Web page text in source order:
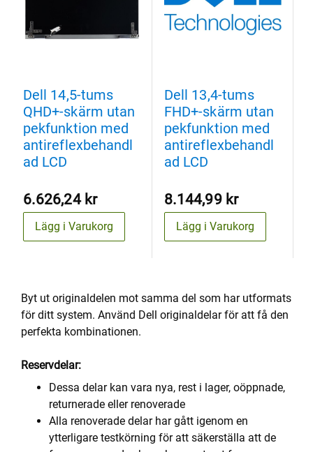
Dell 14,5-tums
QHD+-skärm utan
pekfunktion med
antireflexbehandl
ad LCD
6.626,24 kr
Lägg i Varukorg
Dell 13,4-tums
FHD+-skärm utan
pekfunktion med
antireflexbehandl
ad LCD
8.144,99 kr
Lägg i Varukorg
Byt ut originaldelen mot samma del som har utformats
för ditt system. Använd Dell originaldelar för att få den
perfekta kombinationen.
Reservdelar:
Dessa delar kan vara nya, rest i lager, oöppnade,
returnerade eller renoverade
Alla renoverade delar har gått igenom en
ytterligare testkörning för att säkerställa att de